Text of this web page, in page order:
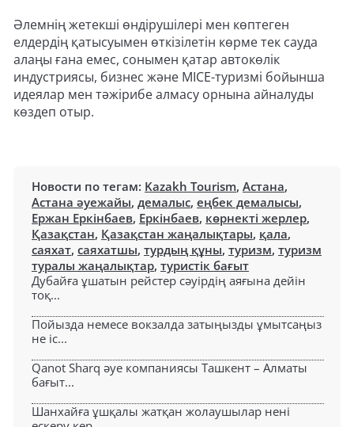
Әлемнің жетекші өндірушілері мен көптеген
елдердің қатысуымен өткізілетін көрме тек сауда
алаңы ғана емес, сонымен қатар автокөлік
индустриясы, бизнес және MICE-туризмі бойынша
идеялар мен тәжірибе алмасу орнына айналуды
көздеп отыр.
Новости по тегам: Kazakh Tourism, Астана,
Астана әуежайы, демалыс, еңбек демалысы,
Ержан Еркінбаев, Еркінбаев, көрнекті жерлер,
Қазақстан, Қазақстан жаңалықтары, қала,
саяхат, саяхатшы, турдың құны, туризм, туризм
туралы жаңалықтар, туристік бағыт
Дубайға ұшатын рейстер сәуірдің аяғына дейін
тоқ...
Пойызда немесе вокзалда затыңызды ұмытсаңыз
не іс...
Qanot Sharq әуе компаниясы Ташкент – Алматы
бағыт...
Шанхайға ұшқалы жатқан жолаушылар нені